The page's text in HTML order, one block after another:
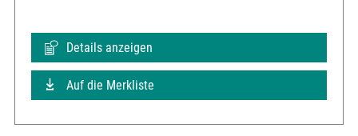
Details anzeigen
Auf die Merkliste